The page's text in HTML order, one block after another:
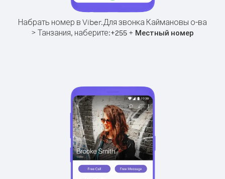
Набрать номер в Viber.Для звонка Каймановы о-ва
> Танзания, наберите:+255 + Местный номер